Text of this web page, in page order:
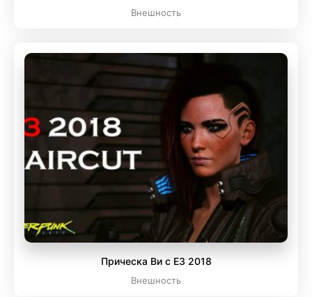
Внешность
Прическа Ви с Е3 2018
Внешность